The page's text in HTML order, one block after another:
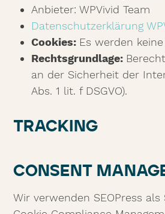
Anbieter: WPVivid Team
Datenschutzerklärung
Cookies: Es werden
Rechtsgrundlage:
an der Sicherheit der
Abs. 1 lit. f DSGVO).
TRACKING
CONSENT
Wir verwenden SEOPress